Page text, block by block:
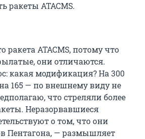
ракеты ATACMS.
ракета ATACMS, потому что
они отличаются.
какая модификация? На 300
165 — по внешнему виду не
что стреляли более
Неразорвавшиеся
о том, что они
Пентагона, — размышляет